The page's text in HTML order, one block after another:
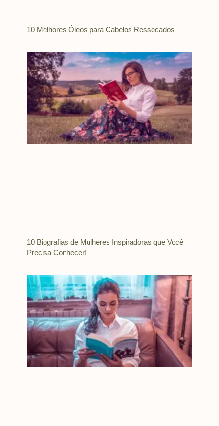
10 Melhores Óleos para Cabelos Ressecados
10 Biografias de Mulheres Inspiradoras que Você
Precisa Conhecer!